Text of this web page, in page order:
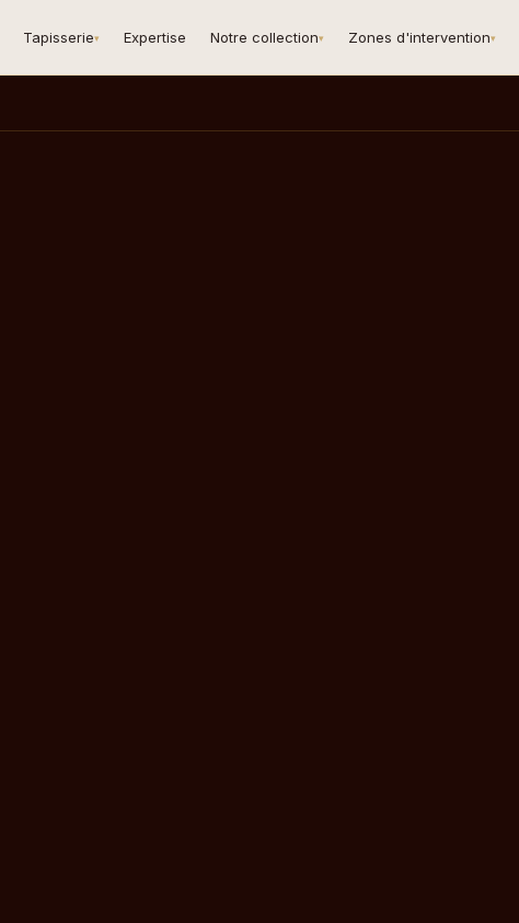
Tapisserie▾ Expertise Notre collection▾ Zones d'intervention▾